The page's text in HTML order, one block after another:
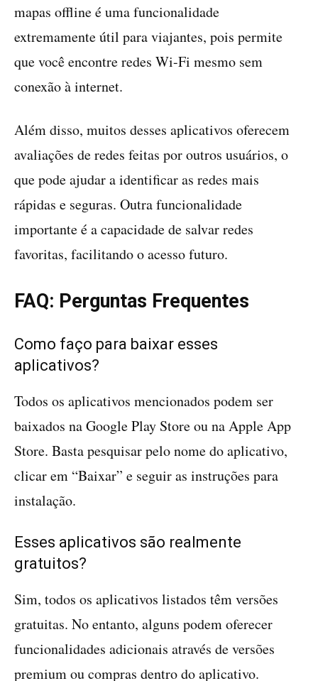
mapas offline é uma funcionalidade
extremamente útil para viajantes, pois permite
que você encontre redes Wi-Fi mesmo sem
conexão à internet.
Além disso, muitos desses aplicativos oferecem
avaliações de redes feitas por outros usuários, o
que pode ajudar a identificar as redes mais
rápidas e seguras. Outra funcionalidade
importante é a capacidade de salvar redes
favoritas, facilitando o acesso futuro.
FAQ: Perguntas Frequentes
Como faço para baixar esses
aplicativos?
Todos os aplicativos mencionados podem ser
baixados na Google Play Store ou na Apple App
Store. Basta pesquisar pelo nome do aplicativo,
clicar em “Baixar” e seguir as instruções para
instalação.
Esses aplicativos são realmente
gratuitos?
Sim, todos os aplicativos listados têm versões
gratuitas. No entanto, alguns podem oferecer
funcionalidades adicionais através de versões
premium ou compras dentro do aplicativo.